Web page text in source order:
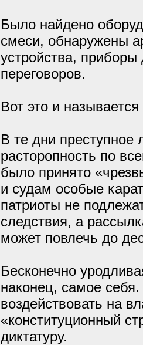
Было найдено
смеси, обнаружены
устройства, приборы
переговоров.
Вот это и называется
В те дни преступное
расторопность по
было принято
и судам особые
патриоты не
следствия, а
может повлечь до
Бесконечно
наконец, самое
воздействовать на
«конституционный
диктатуру.